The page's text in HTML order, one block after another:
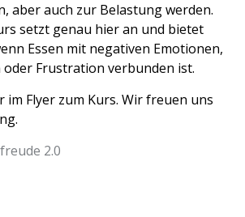
aber auch zur Belastung werden.
setzt genau hier an und bietet
Essen mit negativen Emotionen,
Frustration verbunden ist.
im Flyer zum Kurs. Wir freuen uns
2.0